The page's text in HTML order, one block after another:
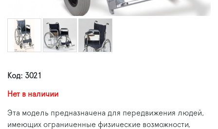
Код: 3021
Нет в наличии
Эта модель предназначена для передвижения людей,
имеющих ограниченные физические возможности,